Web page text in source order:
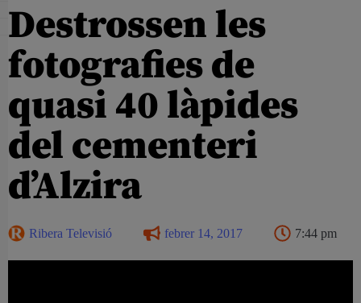
Destrossen les
fotografies de
quasi 40 làpides
del cementeri
d’Alzira
Ribera Televisió febrer 14, 2017 7:44 pm